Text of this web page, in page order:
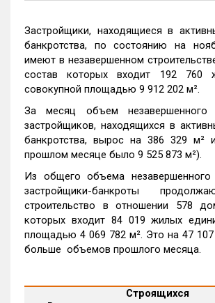
Застройщики, находящиеся в
банкротства, по состоянию на
имеют в незавершенном
состав которых входит 192 760
совокупной площадью 9 912 202 м².
За месяц объем незавершенного
застройщиков, находящихся в
банкротства, вырос на 386 329 м²
прошлом месяце было 9 525 873 м²).
Из общего объема незавершенного
застройщики-банкроты
строительство в отношении 578
которых входит 84 019 жилых
площадью 4 069 782 м². Это на 47 107
больше объемов прошлого месяца.
Строящихся